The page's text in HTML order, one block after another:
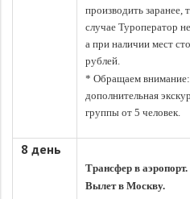
производить заранее,
случае Туроператор
а при наличии мест
рублей.
* Обращаем внимание:
дополнительная
группы от 5 человек.
8 день
Трансфер в аэропорт.
Вылет в Москву.